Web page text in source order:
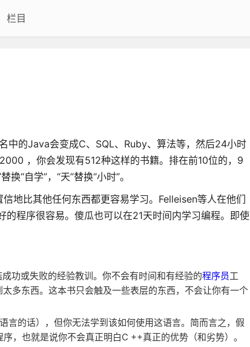
栏目
中的Java会变成C、SQL、Ruby、算法等，然后24小时
，你会发现有512种这样的书籍。排在前10位的，9
“自学”，“天”替换“小时”。
地比其他任何东西都更容易学习。Felleisen等人在他们
程序很容易。傻瓜也可以在21天时间内学习编程。即使
功或失败的经验教训。你不会有时间和有经验的程序员工
多东西。这本书只会触及一些表层的东西，不会让你有一个
的话），但你无法学到该如何使用这语言。简而言之，假
，也就是说你不会真正明白C ++真正的优势（和劣势）。